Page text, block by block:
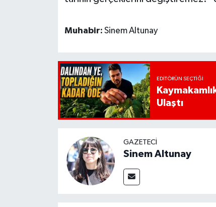
Muhabir: Sinem Altunay
EDITÖRÜN SEÇTIĞI
Ulaştı
GAZETECI
Sinem Altunay